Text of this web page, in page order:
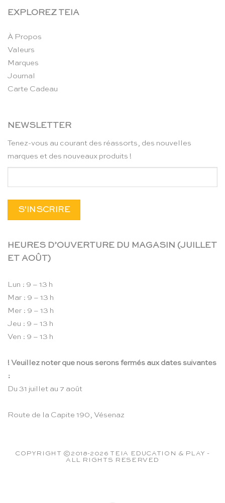
EXPLOREZ TEIA
À Propos
Valeurs
Marques
Journal
Carte Cadeau
NEWSLETTER
Tenez-vous au courant des réassorts, des nouvelles
marques et des nouveaux produits !
HEURES D’OUVERTURE DU MAGASIN (JUILLET
ET AOÛT)
Lun : 9 – 13 h
Mar : 9 – 13 h
Mer : 9 – 13 h
Jeu : 9 – 13 h
Ven : 9 – 13 h
! Veuillez noter que nous serons fermés aux dates suivantes
:
Du 31 juillet au 7 août
Route de la Capite 190, Vésenaz
COPYRIGHT ©2018-2026 TEIA EDUCATION & PLAY -
ALL RIGHTS RESERVED